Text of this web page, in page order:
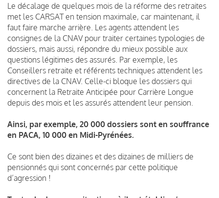
Le décalage de quelques mois de la réforme des retraites
met les CARSAT en tension maximale, car maintenant, il
faut faire marche arrière. Les agents attendent les
consignes de la CNAV pour traiter certaines typologies de
dossiers, mais aussi, répondre du mieux possible aux
questions légitimes des assurés. Par exemple, les
Conseillers retraite et référents techniques attendent les
directives de la CNAV. Celle-ci bloque les dossiers qui
concernent la Retraite Anticipée pour Carrière Longue
depuis des mois et les assurés attendent leur pension.
Ainsi, par exemple, 20 000 dossiers sont en souffrance
en PACA, 10 000 en Midi-Pyrénées.
Ce sont bien des dizaines et des dizaines de milliers de
pensionnés qui sont concernés par cette politique
d’agression !